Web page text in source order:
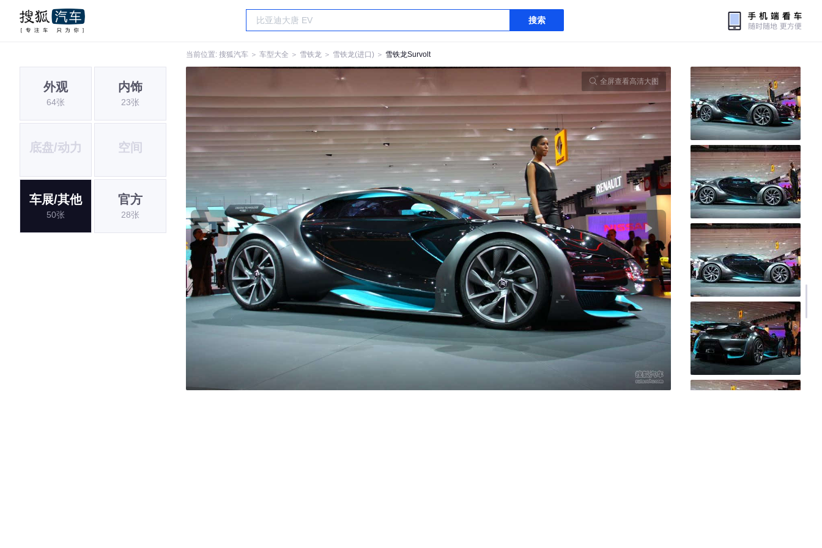
搜索
当前位置: 搜狐汽车 ＞ 车型大全 ＞ 雪铁龙 ＞ 雪铁龙(进口) ＞ 雪铁龙Survolt
外观
64张
内饰
23张
底盘/动力 空间
车展/其他
50张
官方
28张
全屏查看高清大图